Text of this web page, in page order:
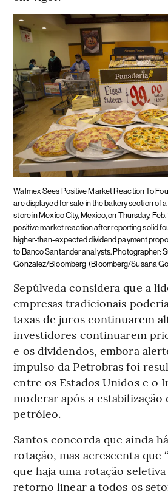
Walmex Sees Positive Market Reaction To
are displayed for sale in the bakery section of
store in Mexico City, Mexico, on Thursday,
positive market reaction after reporting solid
higher-than-expected dividend payment
to Banco Santander analysts. Photographer:
Gonzalez/Bloomberg (Bloomberg/Susana
Sepúlveda considera que a
empresas tradicionais
taxas de juros continuarem
investidores continuarem
e os dividendos, embora
impulso da Petrobras foi
entre os Estados Unidos e o
moderar após a
petróleo.
Santos concorda que ainda
rotação, mas acrescenta que
que haja uma rotação
retorno linear a todos os